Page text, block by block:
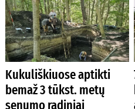
Kukuliškiuose aptikti
bemaž 3 tūkst. metų
senumo radiniai